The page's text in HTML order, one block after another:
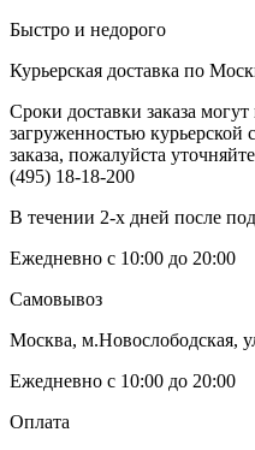
Быстро и недорого
Курьерская доставка по
Сроки доставки заказа могут
загруженностью
заказа, пожалуйста
(495) 18-18-200
В течении 2-х дней после
Ежедневно с 10:00 до 20:00
Самовывоз
Москва, м.Новослободская,
Ежедневно с 10:00 до 20:00
Оплата